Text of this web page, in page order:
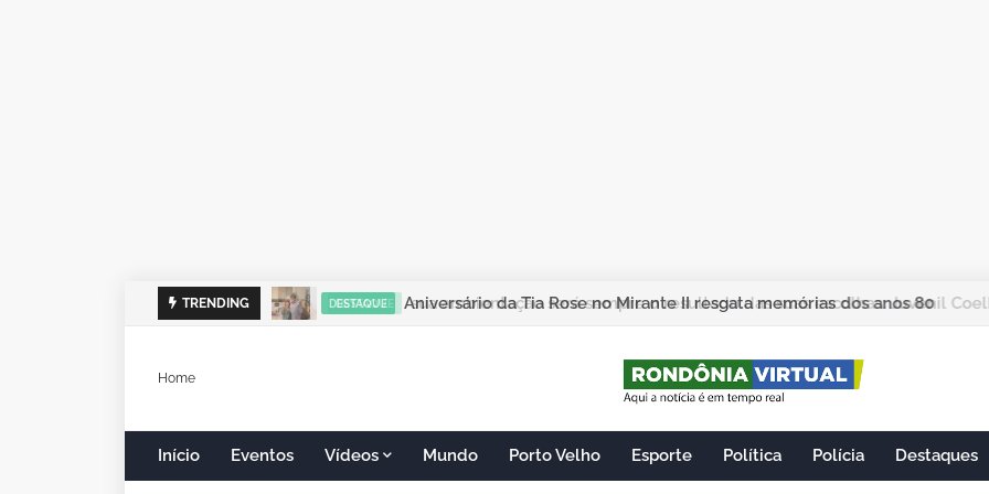
TRENDING DESTAQUE sua ambientação será sempre o resultado das suas escolhas: Juvenil
Home
Início Eventos Vídeos Mundo Porto Velho Esporte Política Polícia Destaques